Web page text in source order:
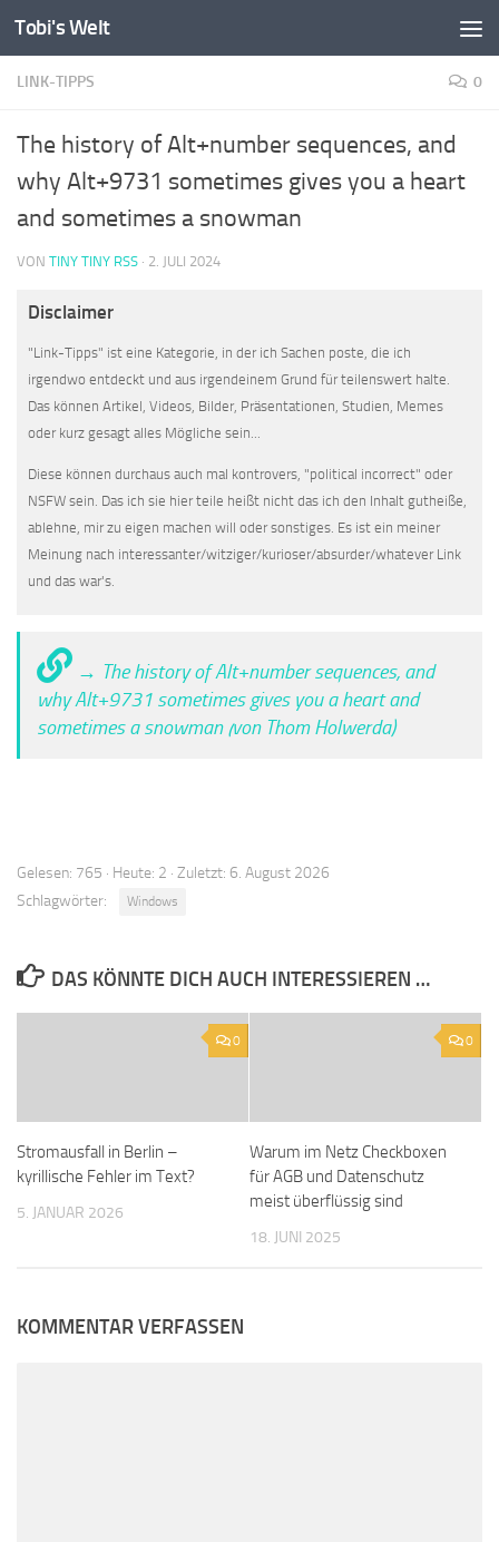
Zum Inhalt springen
Tobi's Welt
LINK-TIPPS 0
The history of Alt+number sequences, and
why Alt+9731 sometimes gives you a heart
and sometimes a snowman
VON TINY TINY RSS · 2. JULI 2024
Disclaimer
"Link-Tipps" ist eine Kategorie, in der ich Sachen poste, die ich
irgendwo entdeckt und aus irgendeinem Grund für teilenswert halte.
Das können Artikel, Videos, Bilder, Präsentationen, Studien, Memes
oder kurz gesagt alles Mögliche sein...
Diese können durchaus auch mal kontrovers, "political incorrect" oder
NSFW sein. Das ich sie hier teile heißt nicht das ich den Inhalt gutheiße,
ablehne, mir zu eigen machen will oder sonstiges. Es ist ein meiner
Meinung nach interessanter/witziger/kurioser/absurder/whatever Link
und das war's.
→ The history of Alt+number sequences, and
why Alt+9731 sometimes gives you a heart and
sometimes a snowman (von Thom Holwerda)
Gelesen: 765 · Heute: 2 · Zuletzt: 6. August 2026
Schlagwörter:
Windows
DAS KÖNNTE DICH AUCH INTERESSIEREN …
0
Stromausfall in Berlin –
kyrillische Fehler im Text?
5. JANUAR 2026
0
Warum im Netz Checkboxen
für AGB und Datenschutz
meist überflüssig sind
18. JUNI 2025
KOMMENTAR VERFASSEN